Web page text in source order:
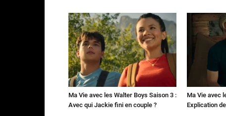
Ma Vie avec les Walter Boys Saison 3 :
Avec qui Jackie fini en couple ?
Ma Vie avec
Explication